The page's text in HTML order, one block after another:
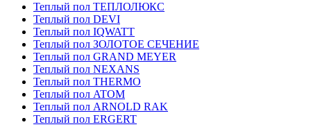
Теплый пол ТЕПЛОЛЮКС
Теплый пол DEVI
Теплый пол IQWATT
Теплый пол ЗОЛОТОЕ СЕЧЕНИЕ
Теплый пол GRAND MEYER
Теплый пол NEXANS
Теплый пол THERMO
Теплый пол ATOM
Теплый пол ARNOLD RAK
Теплый пол ERGERT